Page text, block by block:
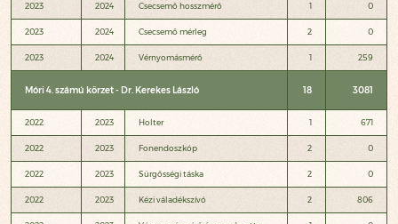
2023 2024 Csecsemő hosszmérő 1 0
2023 2024 Csecsemő mérleg 2 0
2023 2024 Vérnyomásmérő 1 259
Móri 4. számú körzet - Dr. Kerekes László 18 3081
2022 2023 Holter 1 671
2022 2023 Fonendoszkóp 2 0
2022 2023 Sürgősségi táska 2 0
2022 2023 Kézi váladékszívó 2 806